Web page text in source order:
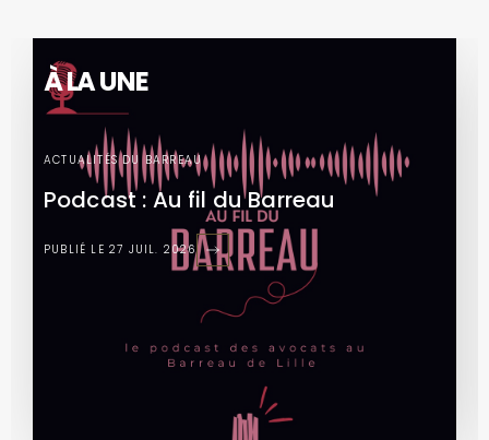
À LA UNE
ACTUALITÉS DU BARREAU
Podcast : Au fil du Barreau
PUBLIÉ LE 27 JUIL. 2026